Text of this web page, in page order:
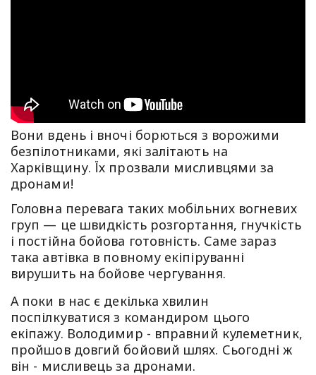
Вони вдень і вночі борються з ворожими
безпілотниками, які залітають на
Харківщину. Їх прозвали мисливцями за
дронами!
Головна перевага таких мобільних вогневих
груп — це швидкість розгортання, гнучкість
і постійна бойова готовність. Саме зараз
така автівка в повному екіпіруванні
вирушить на бойове чергування.
А поки в нас є декілька хвилин
поспілкуватися з командиром цього
екіпажу. Володимир - вправний кулеметник,
пройшов довгий бойовий шлях. Сьогодні ж
він - мисливець за дронами.